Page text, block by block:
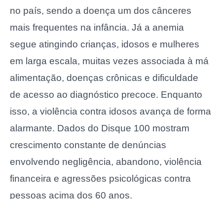
no país, sendo a doença um dos cânceres
mais frequentes na infância. Já a anemia
segue atingindo crianças, idosos e mulheres
em larga escala, muitas vezes associada à má
alimentação, doenças crônicas e dificuldade
de acesso ao diagnóstico precoce. Enquanto
isso, a violência contra idosos avança de forma
alarmante. Dados do Disque 100 mostram
crescimento constante de denúncias
envolvendo negligência, abandono, violência
financeira e agressões psicológicas contra
pessoas acima dos 60 anos.